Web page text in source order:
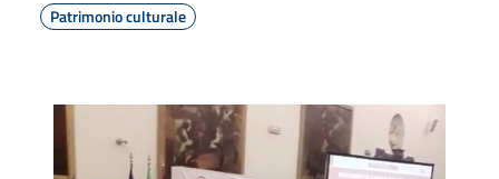
Patrimonio culturale